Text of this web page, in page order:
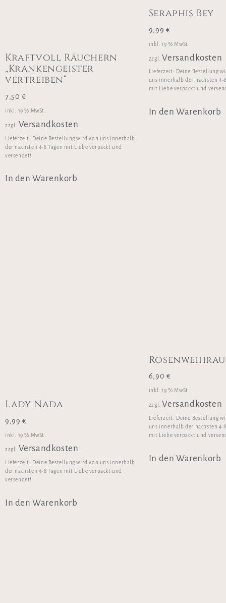
Kraftvoll Räuchern
„Krankengeister
vertreiben“
7,50 €
inkl. 19 % MwSt.
zzgl. Versandkosten
Lieferzeit: Deine Bestellung wird von uns innerhalb
der nächsten 4-8 Tagen mit Liebe verpackt und
versendet!
In den Warenkorb
Seraphis Bey
9,99 €
inkl. 19 % MwSt.
zzgl. Versandkosten
Lieferzeit: Deine Bestellung
uns innerhalb der nächsten 4-
mit Liebe verpackt und
In den Warenkorb
Lady Nada
9,99 €
inkl. 19 % MwSt.
zzgl. Versandkosten
Lieferzeit: Deine Bestellung wird von uns innerhalb
der nächsten 4-8 Tagen mit Liebe verpackt und
versendet!
In den Warenkorb
6,90 €
inkl. 19 % MwSt.
zzgl. Versandkosten
Lieferzeit: Deine Bestellung
uns innerhalb der nächsten 4-
mit Liebe verpackt und
In den Warenkorb